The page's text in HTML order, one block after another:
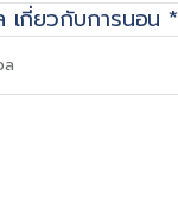
เกี่ยวกับการนอน*